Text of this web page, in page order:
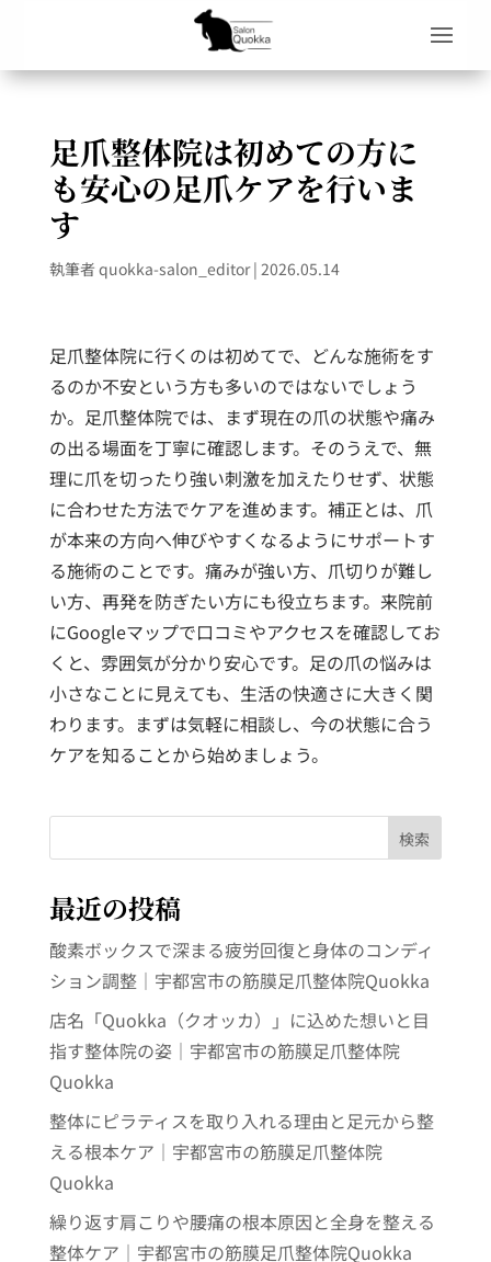
足爪整体院は初めての方に
も安心の足爪ケアを行いま
す
執筆者quokka-salon_editor| 2026.05.14
足爪整体院に行くのは初めてで、どんな施術をす
るのか不安という方も多いのではないでしょう
か。足爪整体院では、まず現在の爪の状態や痛み
の出る場面を丁寧に確認します。そのうえで、無
理に爪を切ったり強い刺激を加えたりせず、状態
に合わせた方法でケアを進めます。補正とは、爪
が本来の方向へ伸びやすくなるようにサポートす
る施術のことです。痛みが強い方、爪切りが難し
い方、再発を防ぎたい方にも役立ちます。来院前
にGoogleマップで口コミやアクセスを確認してお
くと、雰囲気が分かり安心です。足の爪の悩みは
小さなことに見えても、生活の快適さに大きく関
わります。まずは気軽に相談し、今の状態に合う
ケアを知ることから始めましょう。
検索
最近の投稿
酸素ボックスで深まる疲労回復と身体のコンディ
ション調整｜宇都宮市の筋膜足爪整体院Quokka
店名「Quokka（クオッカ）」に込めた想いと目
指す整体院の姿｜宇都宮市の筋膜足爪整体院
Quokka
整体にピラティスを取り入れる理由と足元から整
える根本ケア｜宇都宮市の筋膜足爪整体院
Quokka
繰り返す肩こりや腰痛の根本原因と全身を整える
整体ケア｜宇都宮市の筋膜足爪整体院Quokka